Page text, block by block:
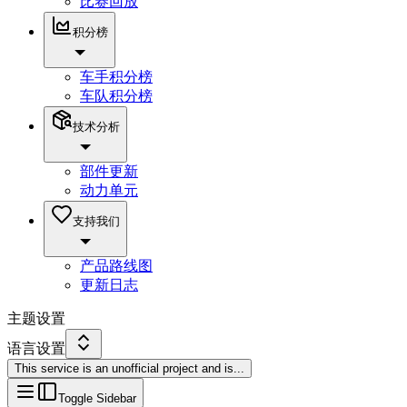
积分榜
车手积分榜
车队积分榜
技术分析
部件更新
动力单元
支持我们
产品路线图
更新日志
主题设置
语言设置
This service is an unofficial project and is...
Toggle Sidebar